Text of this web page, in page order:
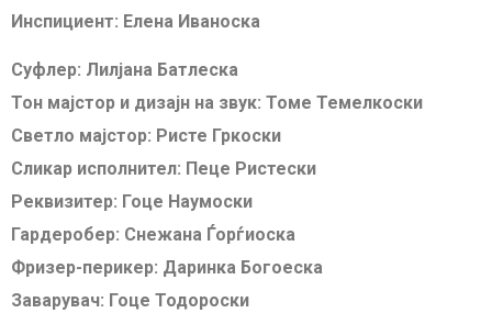
Инспициент: Елена Иваноска
Суфлер: Лилјана Батлеска
Тон мајстор и дизајн на звук: Томе Темелкоски
Светло мајстор: Ристе Гркоски
Сликар исполнител: Пеце Ристески
Реквизитер: Гоце Наумоски
Гардеробер: Снежана Ѓорѓиоска
Фризер-перикер: Даринка Богоеска
Заварувач: Гоце Тодороски